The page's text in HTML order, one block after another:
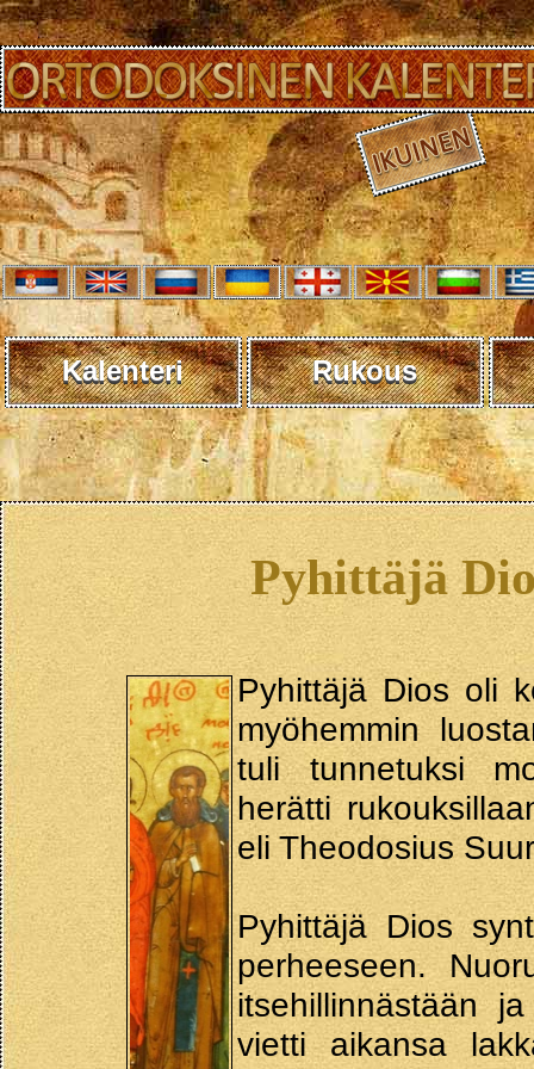
Kalenteri Rukous
Pyhittäjä
Pyhittäjä Dios oli
myöhemmin
tuli tunnetuksi
herätti
eli Theodosius
Pyhittäjä Dios
perheeseen.
itsehillinnästään
vietti aikansa